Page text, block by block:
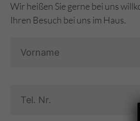
Wir heißen Sie gerne bei uns
Ihren Besuch bei uns im Haus.